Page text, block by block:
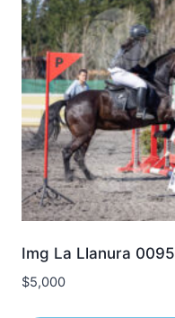
Img La Llanura 0095
$5,000